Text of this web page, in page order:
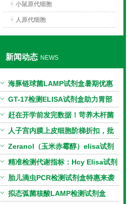
小鼠原代细胞
人原代细胞
新闻动态 NEWS
海豚链球菌LAMP试剂盒暑期优惠
GT-17检测ELISA试剂盒助力胃部
相关指标样本定量研究
赶在开学前发完数据！苛养木杆菌
PCR检测试剂盒暑假优惠开启
人子宫内膜上皮细胞阶梯折扣，批
量更划算
Zeranol（玉米赤霉醇）elisa试剂
盒特惠
精准检测代谢指标：Hcy Elisa试剂
盒的科研应用与技术特点
胎儿滴虫PCR检测试剂盒特惠来袭
拟态弧菌核酸LAMP检测试剂盒